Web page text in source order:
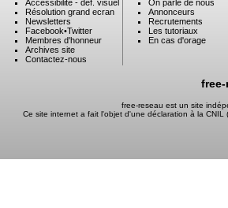
Accessibilité - déf. visuel
Résolution grand ecran
Newsletters
Facebook•Twitter
Membres d'honneur
Archives site
Contactez-nous
On parle de nous
Annonceurs
Recrutements
Les tutoriaux
En cas d'orage
free-
free-reseau est un site
Ce site internet a fait l'objet d'une déclaration à la